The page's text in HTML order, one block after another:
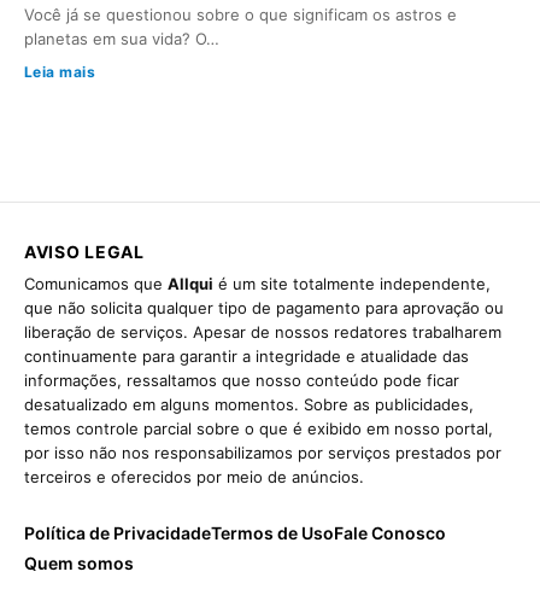
Você já se questionou sobre o que significam os astros e
planetas em sua vida? O…
Leia mais
AVISO LEGAL
Comunicamos que Allqui é um site totalmente independente,
que não solicita qualquer tipo de pagamento para aprovação ou
liberação de serviços. Apesar de nossos redatores trabalharem
continuamente para garantir a integridade e atualidade das
informações, ressaltamos que nosso conteúdo pode ficar
desatualizado em alguns momentos. Sobre as publicidades,
temos controle parcial sobre o que é exibido em nosso portal,
por isso não nos responsabilizamos por serviços prestados por
terceiros e oferecidos por meio de anúncios.
Política de PrivacidadeTermos de UsoFale Conosco
Quem somos